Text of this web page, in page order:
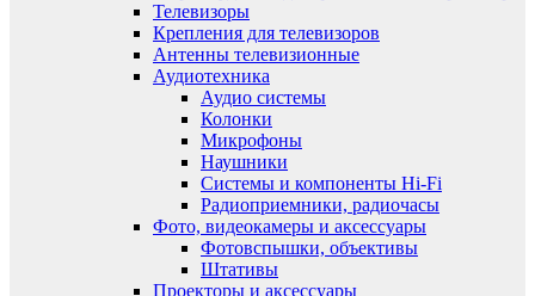
Телевизоры
Крепления для телевизоров
Антенны телевизионные
Аудиотехника
Аудио системы
Колонки
Микрофоны
Наушники
Системы и компоненты Hi-Fi
Радиоприемники, радиочасы
Фото, видеокамеры и аксессуары
Фотовспышки, объективы
Штативы
Проекторы и аксессуары